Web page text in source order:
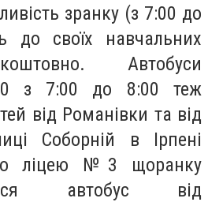
зранку (з 7:00 до
до своїх навчальних
Автобуси
з 7:00 до 8:00 теж
від Романівки та від
Соборній в Ірпені
ліцею №3 щоранку
автобус від